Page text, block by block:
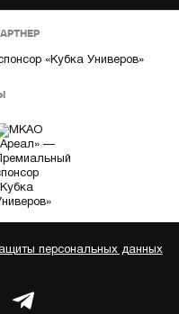
персональных данных